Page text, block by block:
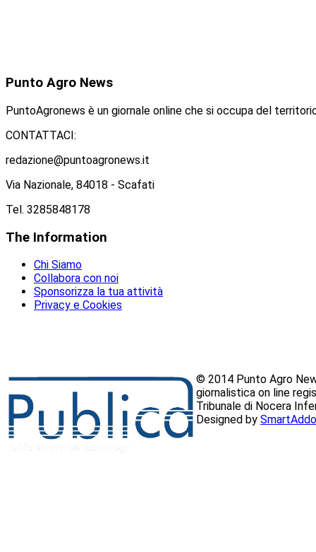
Punto Agro News
PuntoAgronews è un giornale online che si occupa del
CONTATTACI:
redazione@puntoagronews.it
Via Nazionale, 84018 - Scafati
Tel. 3285848178
The Information
Chi Siamo
Collabora con noi
Sponsorizza la tua attività
Privacy e Cookies
© 2014 Punto Agro
giornalistica on line
Tribunale di Nocera
Designed by